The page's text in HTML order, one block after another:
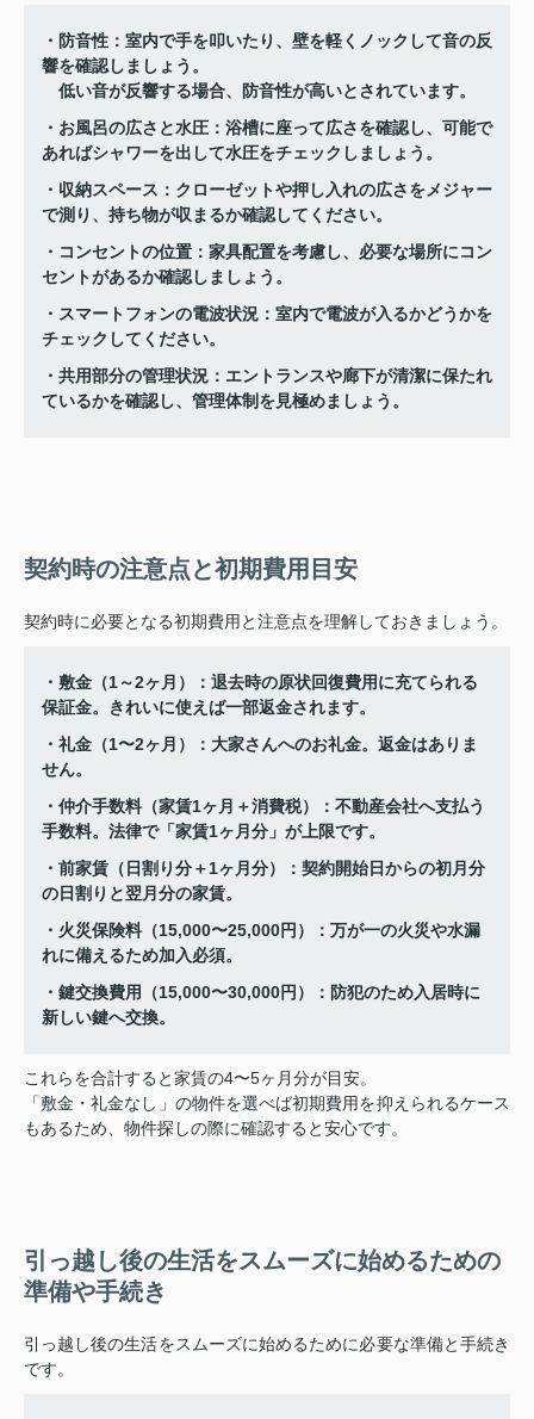
・防音性：室内で手を叩いたり、壁を軽くノックして音の反
響を確認しましょう。
低い音が反響する場合、防音性が高いとされています。
・お風呂の広さと水圧：浴槽に座って広さを確認し、可能で
あればシャワーを出して水圧をチェックしましょう。
・収納スペース：クローゼットや押し入れの広さをメジャー
で測り、持ち物が収まるか確認してください。
・コンセントの位置：家具配置を考慮し、必要な場所にコン
セントがあるか確認しましょう。
・スマートフォンの電波状況：室内で電波が入るかどうかを
チェックしてください。
・共用部分の管理状況：エントランスや廊下が清潔に保たれ
ているかを確認し、管理体制を見極めましょう。
契約時の注意点と初期費用目安
契約時に必要となる初期費用と注意点を理解しておきましょう。
・敷金（1～2ヶ月）：退去時の原状回復費用に充てられる
保証金。きれいに使えば一部返金されます。
・礼金（1〜2ヶ月）：大家さんへのお礼金。返金はありま
せん。
・仲介手数料（家賃1ヶ月＋消費税）：不動産会社へ支払う
手数料。法律で「家賃1ヶ月分」が上限です。
・前家賃（日割り分＋1ヶ月分）：契約開始日からの初月分
の日割りと翌月分の家賃。
・火災保険料（15,000〜25,000円）：万が一の火災や水漏
れに備えるため加入必須。
・鍵交換費用（15,000〜30,000円）：防犯のため入居時に
新しい鍵へ交換。
これらを合計すると家賃の4〜5ヶ月分が目安。
「敷金・礼金なし」の物件を選べば初期費用を抑えられるケース
もあるため、物件探しの際に確認すると安心です。
引っ越し後の生活をスムーズに始めるための
準備や手続き
引っ越し後の生活をスムーズに始めるために必要な準備と手続き
です。